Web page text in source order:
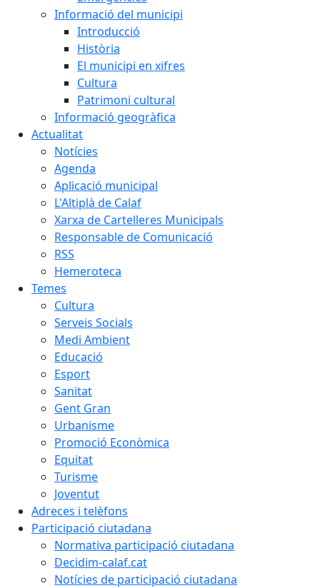
Informació del municipi
Introducció
Història
El municipi en xifres
Cultura
Patrimoni cultural
Informació geogràfica
Actualitat
Notícies
Agenda
Aplicació municipal
L'Altiplà de Calaf
Xarxa de Cartelleres Municipals
Responsable de Comunicació
RSS
Hemeroteca
Temes
Cultura
Serveis Socials
Medi Ambient
Educació
Esport
Sanitat
Gent Gran
Urbanisme
Promoció Econòmica
Equitat
Turisme
Joventut
Adreces i telèfons
Participació ciutadana
Normativa participació ciutadana
Decidim-calaf.cat
Notícies de participació ciutadana